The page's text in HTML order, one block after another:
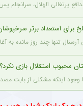
پرتغالی الهلال،
برای استعداد برتر سرخپوشان ؛
آرسنال تنها چند روز مانده
محبوب استقلال بازی نکرد؟
اینکه مشکلی از بابت
پدیده جوان لیگ برتر را